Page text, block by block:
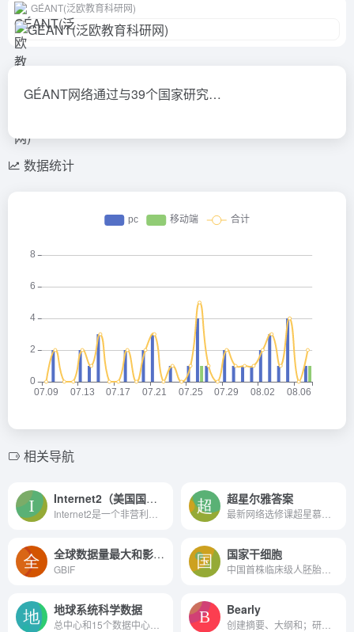
GÉANT(泛欧教育科研网)
GÉANT网络通过与39个国家研究…
数据统计
相关导航
Internet2（美国国家教育和科研网） 超星尔雅答案
全球数据量最大和影响最大的生物多样性信息服务网络
GBIF
国家干细胞
地球系统科学数据 Bearly